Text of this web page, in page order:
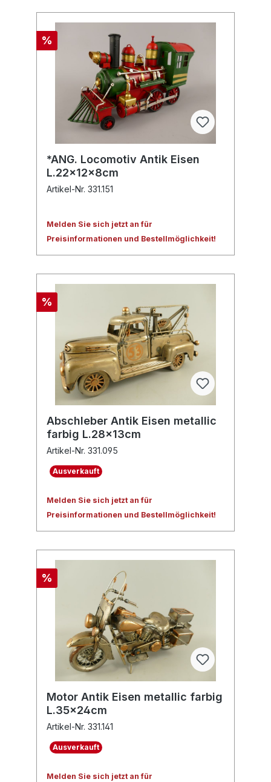
%
*ANG. Locomotiv Antik Eisen
L.22x12x8cm
Artikel-Nr. 331.151
Melden Sie sich jetzt an für
Preisinformationen und Bestellmöglichkeit!
%
Abschleber Antik Eisen metallic
farbig L.28x13cm
Artikel-Nr. 331.095
Ausverkauft
Melden Sie sich jetzt an für
Preisinformationen und Bestellmöglichkeit!
%
Motor Antik Eisen metallic farbig
L.35x24cm
Artikel-Nr. 331.141
Ausverkauft
Melden Sie sich jetzt an für